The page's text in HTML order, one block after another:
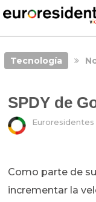
Tecnología
SPDY de
Euroresidentes
Como parte de
incrementar la